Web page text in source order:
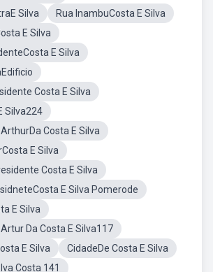
Silva
Rua InambuCosta E Silva
E Silva
E Silva
Costa E Silva
Silva224
Costa E Silva
E Silva
Costa E Silva
E Silva Pomerode
E Silva
Da Costa E Silva117
E Silva
CidadeDe Costa E Silva
Costa 141